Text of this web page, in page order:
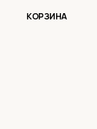
КОРЗИНА